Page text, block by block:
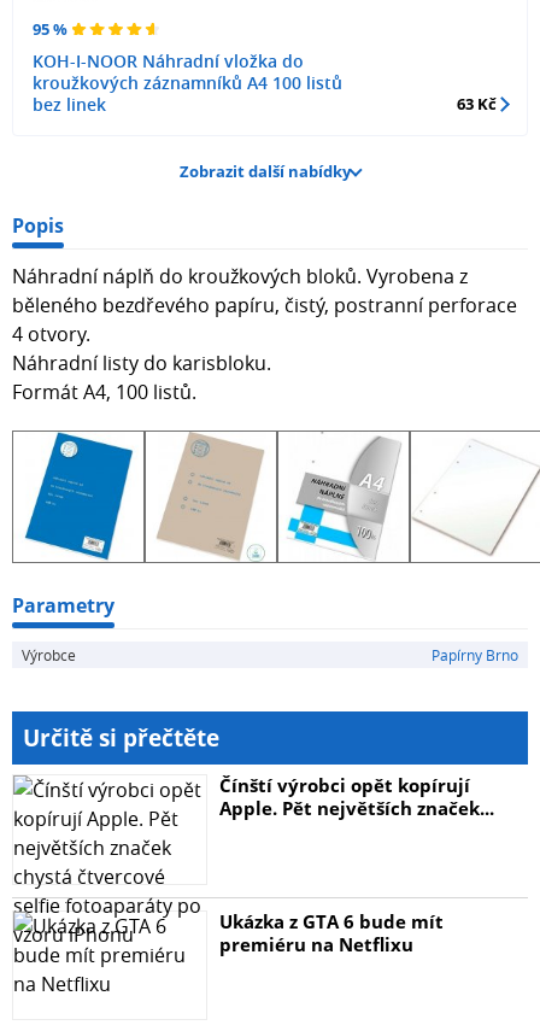
95 %
KOH-I-NOOR Náhradní vložka do
kroužkových záznamníků A4 100 listů
bez linek
63 Kč
Zobrazit další nabídky
Popis
Náhradní náplň do kroužkových bloků. Vyrobena z
běleného bezdřevého papíru, čistý, postranní perforace
4 otvory.
Náhradní listy do karisbloku.
Formát A4, 100 listů.
Parametry
Výrobce Papírny Brno
Určitě si přečtěte
Čínští výrobci opět kopírují
Apple. Pět největších značek...
Ukázka z GTA 6 bude mít
premiéru na Netflixu